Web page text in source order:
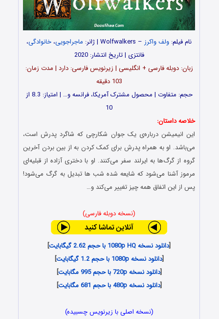
نام فیلم: ولف واکرز – Wolfwalkers | ژانر: ماجراجویی، خانوادگی،
فانتزی | تاریخ انتشار: 2020
زبان: دوبله فارسی + انگلیسی | زیرنویس فارسی: دارد | مدت زمان:
103 دقیقه
حجم: متفاوت | محصول مشترک آمریکا، فرانسه و… | امتیاز: 8.3 از
10
خلاصه داستان:
این انیمیشن درباره‌ی یک جوان شکارچی که شاگرد پدرش است،
می‌باشد. او به همراه پدرش برای کمک کردن به از بین بردن آخرین
گروه از گرگ‌ها به ایرلند سفر می‌کنند. او با دختری آزاده از قبلیه‌ای
مرموز آشنا می‌شود که شایعه شده شب ها تبدیل به گرگ می‌شود!
پس از این اتفاق همه چیز تغییر می‌کند و…
(نسخه دوبله فارسی)
[دانلود نسخه 1080p HQ با حجم 2.62 گیگابایت
]
[دانلود نسخه 1080p با حجم 1.2 گیگابایت
]
[دانلود نسخه 720p با حجم 995 مگابایت
]
[دانلود نسخه 480p با حجم 681 مگابایت ]
(نسخه اصلی با زیرنویس چسبیده)